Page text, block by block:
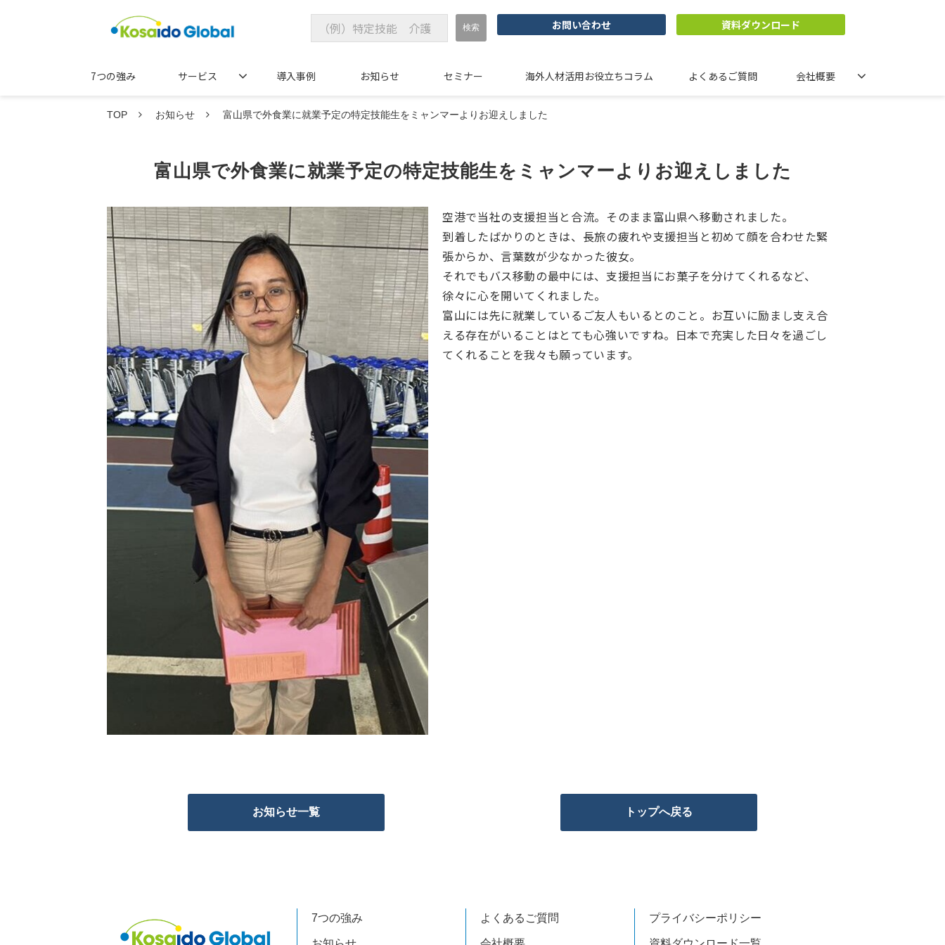
お問い合わせ 資料ダウンロード
7つの強み サービス 導入事例 お知らせ セミナー 海外人材活用お役立ちコラム よくあるご質問 会社概要
TOP お知らせ 富山県で外食業に就業予定の特定技能生をミャンマーよりお迎えしました
富山県で外食業に就業予定の特定技能生をミャンマーよりお迎えしました
空港で当社の支援担当と合流。そのまま富山県へ移動されました。
到着したばかりのときは、長旅の疲れや支援担当と初めて顔を合わせた緊
張からか、言葉数が少なかった彼女。
それでもバス移動の最中には、支援担当にお菓子を分けてくれるなど、
徐々に心を開いてくれました。
富山には先に就業しているご友人もいるとのこと。お互いに励まし支え合
える存在がいることはとても心強いですね。日本で充実した日々を過ごし
てくれることを我々も願っています。
お知らせ一覧 トップへ戻る
7つの強み よくあるご質問 プライバシーポリシー